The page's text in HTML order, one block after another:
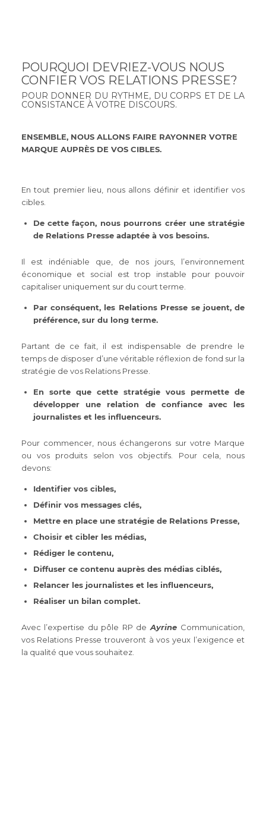
POURQUOI DEVRIEZ-VOUS NOUS
CONFIER VOS RELATIONS PRESSE?
POUR DONNER DU RYTHME, DU CORPS ET DE LA
CONSISTANCE À VOTRE DISCOURS.
ENSEMBLE, NOUS ALLONS FAIRE RAYONNER VOTRE
MARQUE AUPRÈS DE VOS CIBLES.
En tout premier lieu, nous allons définir et identifier vos
cibles.
De cette façon, nous pourrons créer une stratégie
de Relations Presse adaptée à vos besoins.
Il est indéniable que, de nos jours, l’environnement
économique et social est trop instable pour pouvoir
capitaliser uniquement sur du court terme.
Par conséquent, les Relations Presse se jouent, de
préférence, sur du long terme.
Partant de ce fait, il est indispensable de prendre le
temps de disposer d’une véritable réflexion de fond sur la
stratégie de vos Relations Presse.
En sorte que cette stratégie vous permette de
développer une relation de confiance avec les
journalistes et les influenceurs.
Pour commencer, nous échangerons sur votre Marque
ou vos produits selon vos objectifs. Pour cela, nous
devons:
Identifier vos cibles,
Définir vos messages clés,
Mettre en place une stratégie de Relations Presse,
Choisir et cibler les médias,
Rédiger le contenu,
Diffuser ce contenu auprès des médias ciblés,
Relancer les journalistes et les influenceurs,
Réaliser un bilan complet.
Avec l’expertise du pôle RP deAyrine Communication,
vos Relations Presse trouveront à vos yeux l’exigence et
la qualité que vous souhaitez.